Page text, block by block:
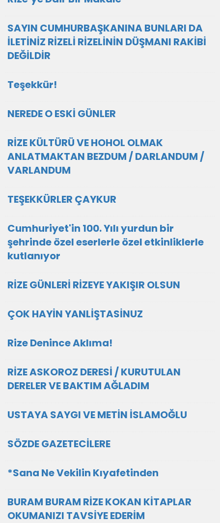
SAYIN CUMHURBAŞKANINA BUNLARI DA
İLETİNİZ RİZELİ RİZELİNİN DÜŞMANI RAKİBİ
DEĞİLDİR
Teşekkür!
NEREDE O ESKİ GÜNLER
RİZE KÜLTÜRÜ VE HOHOL OLMAK
ANLATMAKTAN BEZDUM / DARLANDUM /
VARLANDUM
TEŞEKKÜRLER ÇAYKUR
Cumhuriyet'in 100. Yılı yurdun bir
şehrinde özel eserlerle özel etkinliklerle
kutlanıyor
RİZE GÜNLERİ RİZEYE YAKIŞIR OLSUN
ÇOK HAYİN YANLİŞTASİNUZ
Rize Denince Aklıma!
RİZE ASKOROZ DERESİ / KURUTULAN
DERELER VE BAKTIM AĞLADIM
USTAYA SAYGI VE METİN İSLAMOĞLU
SÖZDE GAZETECİLERE
*Sana Ne Vekilin Kıyafetinden
BURAM BURAM RİZE KOKAN KİTAPLAR
OKUMANIZI TAVSİYE EDERİM